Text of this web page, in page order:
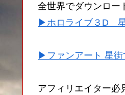
全世界でダウンロー
▶ホロライブ３D 星
▶ファンアート 星
アフィリエイター必